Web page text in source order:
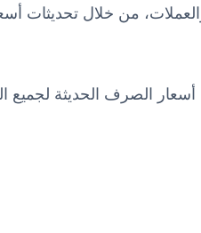
من خلال
أسعار الصرف الحديثة